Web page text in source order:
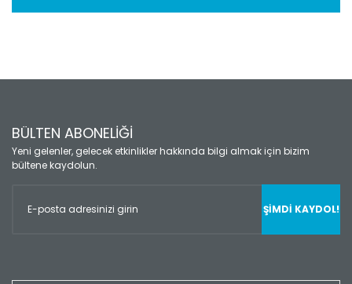
BÜLTEN ABONELİĞİ
Yeni gelenler, gelecek etkinlikler hakkında bilgi almak için bizim
bültene kaydolun.
ŞİMDİ KAYDOL!